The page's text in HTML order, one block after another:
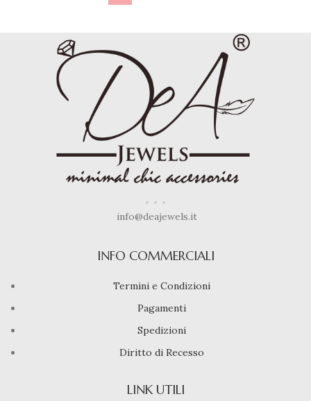
info@deajewels.it
INFO COMMERCIALI
Termini e Condizioni
Pagamenti
Spedizioni
Diritto di Recesso
LINK UTILI